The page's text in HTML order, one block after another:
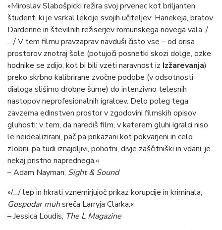
»Miroslav Slabošpicki režira svoj prvenec kot briljanten
študent, ki je vsrkal lekcije svojih učiteljev: Hanekeja, bratov
Dardenne in številnih režiserjev romunskega novega vala. /
…/ V tem filmu pravzaprav navduši čisto vse – od orisa
prostorov znotraj šole (potujoči posnetki skozi dolge, ozke
hodnike se zdijo, kot bi bili vzeti naravnost iz Izžarevanja)
preko skrbno kalibrirane zvočne podobe (v odsotnosti
dialoga slišimo drobne šume) do intenzivno telesnih
nastopov neprofesionalnih igralcev. Delo poleg tega
zavzema edinstven prostor v zgodovini filmskih opisov
gluhosti: v tem, da narediš film, v katerem gluhi igralci niso
le neidealizirani, pač pa prikazani kot pokvarjeni in celo
zlobni, pa tudi iznajdljivi, pohotni, divje zaščitniški in vdani, je
nekaj pristno naprednega.«
– Adam Nayman, Sight & Sound
»/…/ lep in hkrati vznemirjujoč prikaz korupcije in kriminala;
Gospodar muhsreča Larryja Clarka.«
– Jessica Loudis, The L Magazine